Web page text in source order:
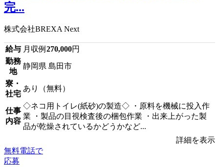
完...
株式会社BREXA Next
給与 月収例 270,000円
勤務
地
静岡県 島田市
寮・
社宅
あり（無料）
仕事
内容
◇ネコ用トイレ(紙砂)の製造◇ ・原料を機械に投入作
業 ・製品の目視検査後の梱包作業 ・出来上がった製
品が乾燥されているかどうかなど...
詳細を表示
無料電話で
応募